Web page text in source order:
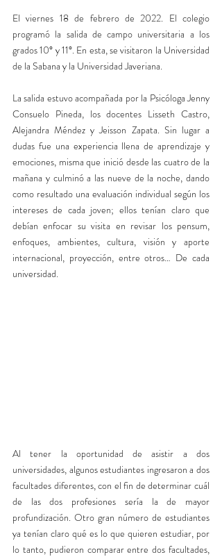
El viernes 18 de febrero de 2022. El colegio
programó la salida de campo universitaria a los
grados 10° y 11°. En esta, se visitaron la Universidad
de la Sabana y la Universidad Javeriana.
La salida estuvo acompañada por la Psicóloga Jenny
Consuelo Pineda, los docentes Lisseth Castro,
Alejandra Méndez y Jeisson Zapata. Sin lugar a
dudas fue una experiencia llena de aprendizaje y
emociones, misma que inició desde las cuatro de la
mañana y culminó a las nueve de la noche, dando
como resultado una evaluación individual según los
intereses de cada joven; ellos tenían claro que
debían enfocar su visita en revisar los pensum,
enfoques, ambientes, cultura, visión y aporte
internacional, proyección, entre otros… De cada
universidad.
Al tener la oportunidad de asistir a dos
universidades, algunos estudiantes ingresaron a dos
facultades diferentes, con el fin de determinar cuál
de las dos profesiones sería la de mayor
profundización. Otro gran número de estudiantes
ya tenían claro qué es lo que quieren estudiar, por
lo tanto, pudieron comparar entre dos facultades,